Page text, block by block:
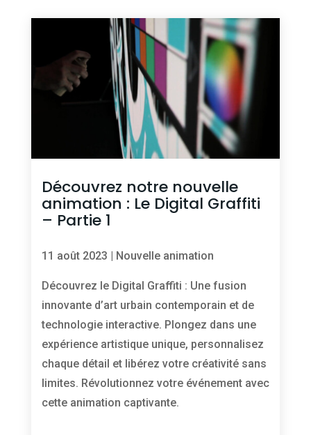
Découvrez notre nouvelle
animation : Le Digital Graffiti
– Partie 1
11 août 2023 Nouvelle animation
Découvrez le Digital Graffiti : Une fusion
innovante d’art urbain contemporain et de
technologie interactive. Plongez dans une
expérience artistique unique, personnalisez
chaque détail et libérez votre créativité sans
limites. Révolutionnez votre événement avec
cette animation captivante.